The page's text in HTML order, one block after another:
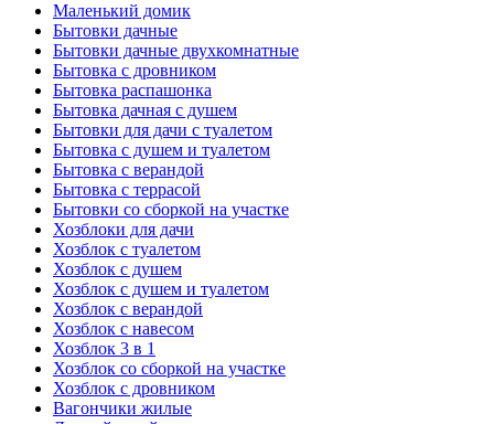
Маленький домик
Бытовки дачные
Бытовки дачные двухкомнатные
Бытовка с дровником
Бытовка распашонка
Бытовка дачная с душем
Бытовки для дачи с туалетом
Бытовка с душем и туалетом
Бытовка с верандой
Бытовка с террасой
Бытовки со сборкой на участке
Хозблоки для дачи
Хозблок с туалетом
Хозблок с душем
Хозблок с душем и туалетом
Хозблок с верандой
Хозблок с навесом
Хозблок 3 в 1
Хозблок со сборкой на участке
Хозблок с дровником
Вагончики жилые